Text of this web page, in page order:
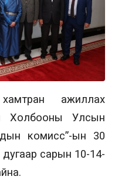
ажиллах
Холбооны Улсын
комисс”-ын 30
сарын 10-14-